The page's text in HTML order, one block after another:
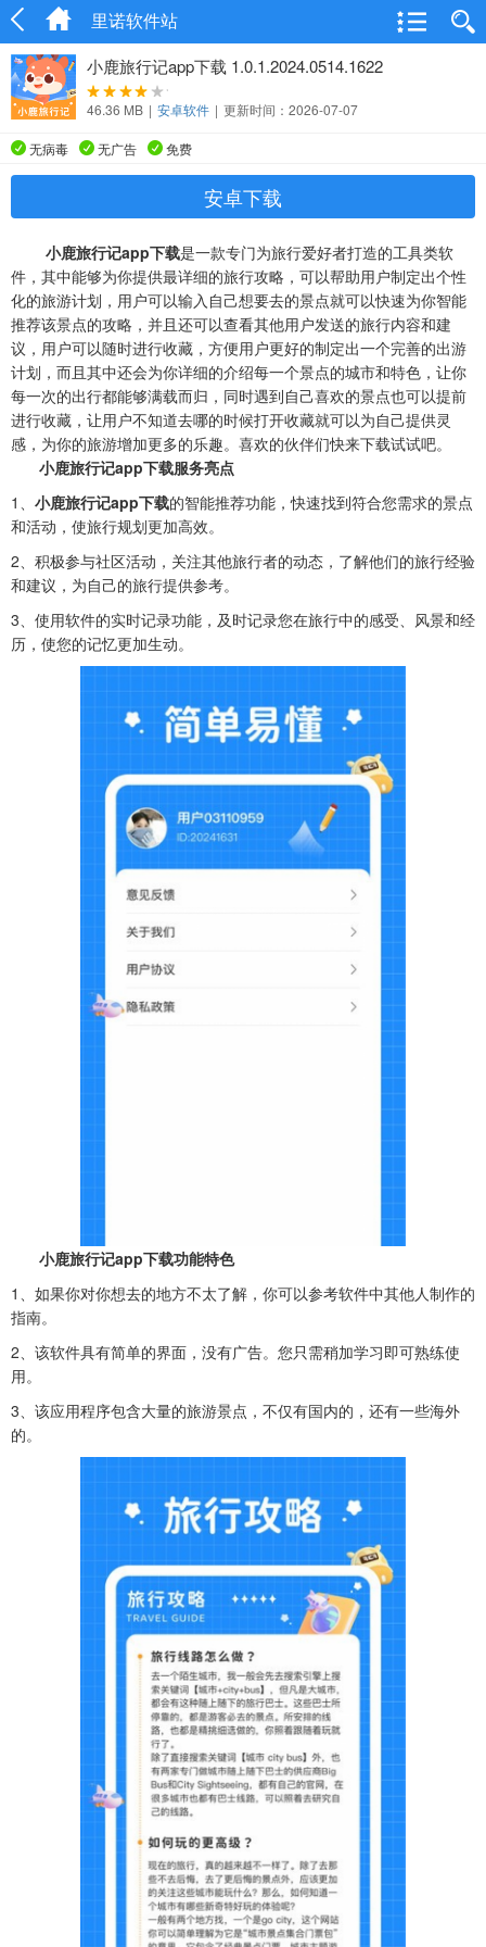
里诺软件站
小鹿旅行记app下载 1.0.1.2024.0514.1622
46.36 MB | 安卓软件 | 更新时间：2026-07-07
无病毒 无广告 免费
安卓下载
小鹿旅行记app下载是一款专门为旅行爱好者打造的工具类软
件，其中能够为你提供最详细的旅行攻略，可以帮助用户制定出个性
化的旅游计划，用户可以输入自己想要去的景点就可以快速为你智能
推荐该景点的攻略，并且还可以查看其他用户发送的旅行内容和建
议，用户可以随时进行收藏，方便用户更好的制定出一个完善的出游
计划，而且其中还会为你详细的介绍每一个景点的城市和特色，让你
每一次的出行都能够满载而归，同时遇到自己喜欢的景点也可以提前
进行收藏，让用户不知道去哪的时候打开收藏就可以为自己提供灵
感，为你的旅游增加更多的乐趣。喜欢的伙伴们快来下载试试吧。
小鹿旅行记app下载服务亮点
1、 小鹿旅行记app下载的智能推荐功能，快速找到符合您需求的景点
和活动，使旅行规划更加高效。
2、积极参与社区活动，关注其他旅行者的动态，了解他们的旅行经验
和建议，为自己的旅行提供参考。
3、使用软件的实时记录功能，及时记录您在旅行中的感受、风景和经
历，使您的记忆更加生动。
小鹿旅行记app下载功能特色
1、如果你对你想去的地方不太了解，你可以参考软件中其他人制作的
指南。
2、该软件具有简单的界面，没有广告。您只需稍加学习即可熟练使
用。
3、该应用程序包含大量的旅游景点，不仅有国内的，还有一些海外
的。